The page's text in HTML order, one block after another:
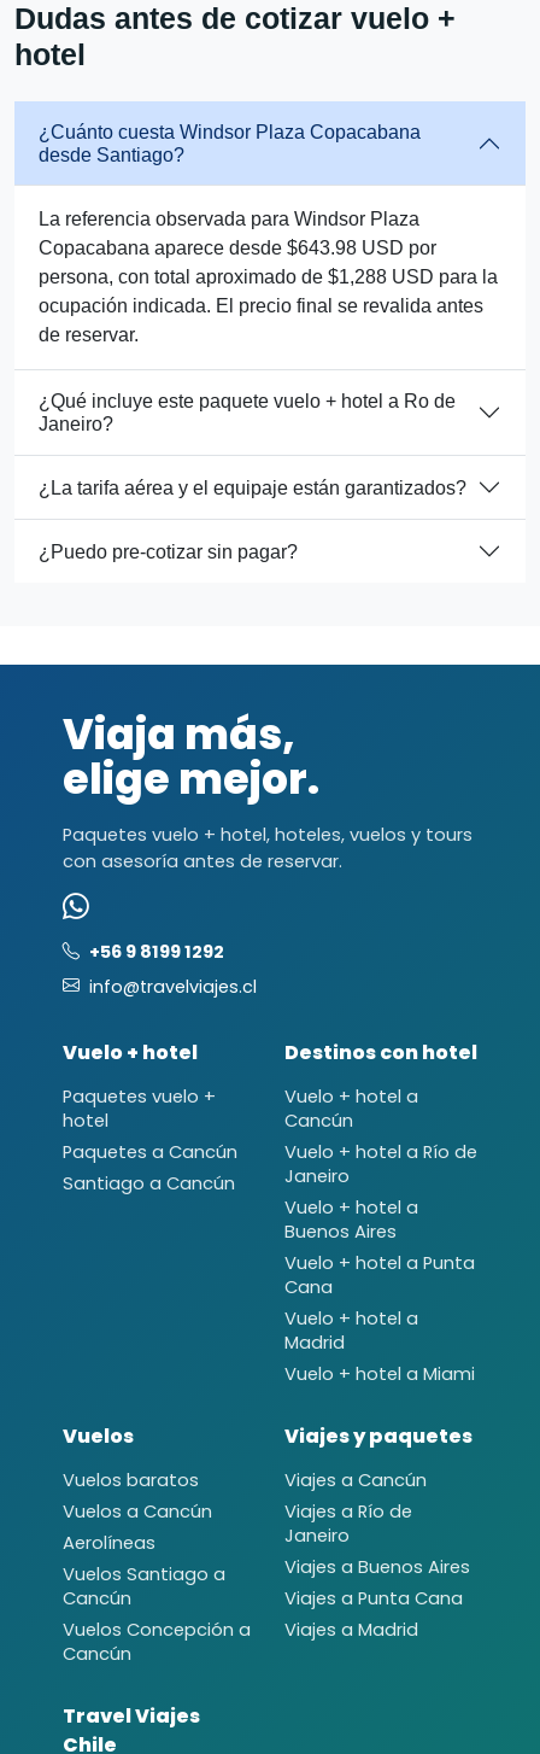
Dudas antes de cotizar vuelo +
hotel
¿Cuánto cuesta Windsor Plaza Copacabana
desde Santiago?
La referencia observada para Windsor Plaza
Copacabana aparece desde $643.98 USD por
persona, con total aproximado de $1,288 USD para la
ocupación indicada. El precio final se revalida antes
de reservar.
¿Qué incluye este paquete vuelo + hotel a Ro de
Janeiro?
¿La tarifa aérea y el equipaje están garantizados?
¿Puedo pre-cotizar sin pagar?
Viaja más,
elige mejor.
Paquetes vuelo + hotel, hoteles, vuelos y tours
con asesoría antes de reservar.
+56 9 8199 1292
info@travelviajes.cl
Vuelo + hotel
Paquetes vuelo +
hotel
Paquetes a Cancún
Santiago a Cancún
Destinos con hotel
Vuelo + hotel a
Cancún
Vuelo + hotel a Río de
Janeiro
Vuelo + hotel a
Buenos Aires
Vuelo + hotel a Punta
Cana
Vuelo + hotel a
Madrid
Vuelo + hotel a Miami
Vuelos
Vuelos baratos
Vuelos a Cancún
Aerolíneas
Vuelos Santiago a
Cancún
Vuelos Concepción a
Cancún
Viajes y paquetes
Viajes a Cancún
Viajes a Río de
Janeiro
Viajes a Buenos Aires
Viajes a Punta Cana
Viajes a Madrid
Travel Viajes
Chile